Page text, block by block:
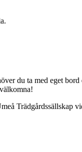
du ta med eget
Trädgårdssällskap